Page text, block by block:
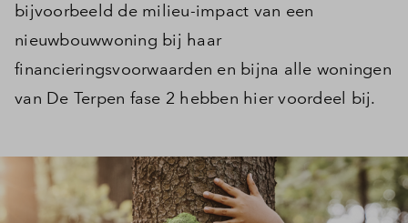
bijvoorbeeld de milieu-impact van een
nieuwbouwwoning bij haar
financieringsvoorwaarden en bijna alle woningen
van De Terpen fase 2 hebben hier voordeel bij.